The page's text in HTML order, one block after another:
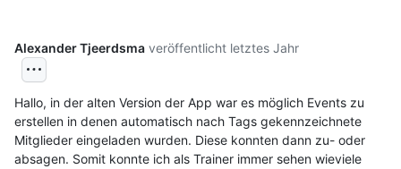
Alexander Tjeerdsma veröffentlicht letztes Jahr
Hallo, in der alten Version der App war es möglich Events zu
erstellen in denen automatisch nach Tags gekennzeichnete
Mitglieder eingeladen wurden. Diese konnten dann zu- oder
absagen. Somit konnte ich als Trainer immer sehen wieviele